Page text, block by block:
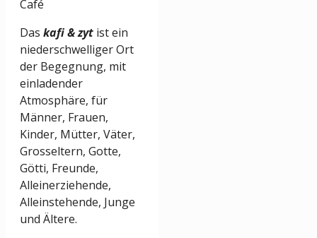
Café
Das kafi & zyt ist ein
niederschwelliger Ort
der Begegnung, mit
einladender
Atmosphäre, für
Männer, Frauen,
Kinder, Mütter, Väter,
Grosseltern, Gotte,
Götti, Freunde,
Alleinerziehende,
Alleinstehende, Junge
und Ältere.